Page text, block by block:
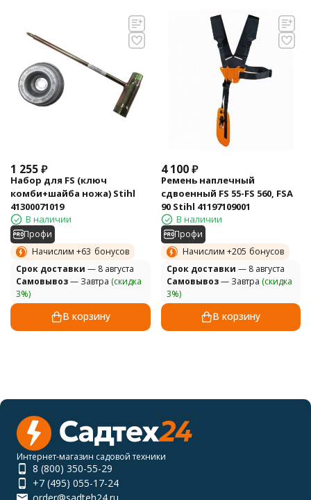
1 255₽
Набор для FS (ключ
комби+шайба ножа) Stihl
41300071019
В наличии
Профи
Начислим +63 бонусов
Cрок доставки — 8 августа
Самовывоз— Завтра (скидка
3%)
В корзину
4 100 ₽
Ремень наплечный
сдвоенный FS 55-FS 560, FSA
90 Stihl 41197109001
В наличии
Профи
Начислим +205 бонусов
Cрок доставки — 8 августа
Самовывоз— Завтра (скидка
3%)
В корзину
Интернет-магазин садовой техники
8 (800) 350-55-29
+7 (495) 055-17-24